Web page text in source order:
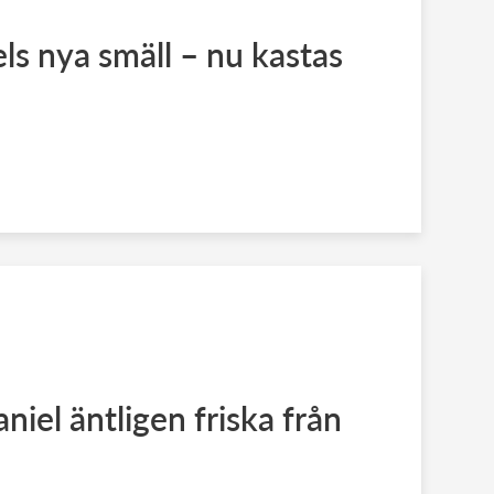
nya smäll – nu kastas
äntligen friska från